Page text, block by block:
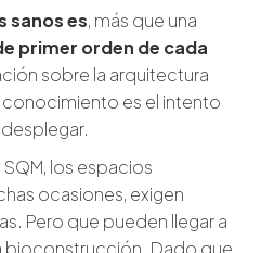
sanos es, más que una
primer orden de cada
sobre la arquitectura
conocimiento es el intento
los espacios
ocasiones, exigen
Pero que pueden llegar a
bioconstrucción. Dado que